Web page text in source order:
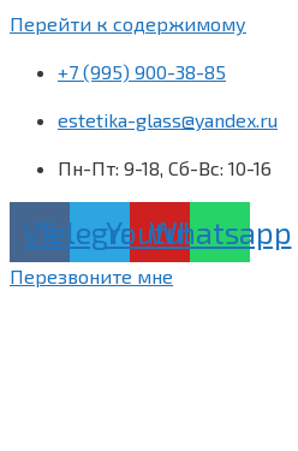
Перейти к содержимому
+7 (995) 900-38-85
estetika-glass@yandex.ru
Пн-Пт: 9-18, Сб-Вс: 10-16
Vk
Telegram
Youtube
Whatsapp
Перезвоните мне